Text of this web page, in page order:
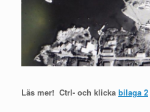
Läs mer! Ctrl- och klicka bilaga 2